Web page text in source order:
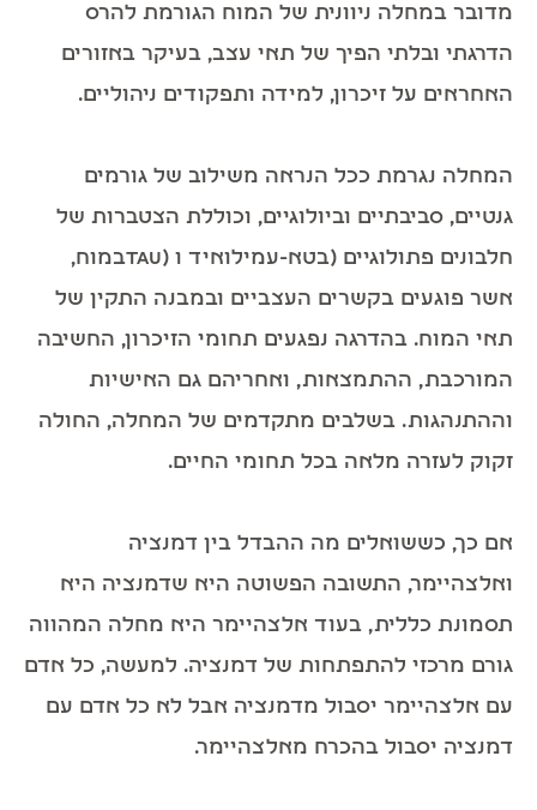
מדובר במחלה ניוונית של המוח הגורמת להרס
הדרגתי ובלתי הפיך של תאי עצב, בעיקר באזורים
האחראים על זיכרון, למידה ותפקודים ניהוליים.
המחלה נגרמת ככל הנראה משילוב של גורמים
גנטיים, סביבתיים וביולוגיים, וכוללת הצטברות של
חלבונים פתולוגיים (בטא-עמילואיד ו (tauבמוח,
אשר פוגעים בקשרים העצביים ובמבנה התקין של
תאי המוח. בהדרגה נפגעים תחומי הזיכרון, החשיבה
המורכבת, ההתמצאות, ואחריהם גם האישיות
וההתנהגות. בשלבים מתקדמים של המחלה, החולה
זקוק לעזרה מלאה בכל תחומי החיים.
אם כך, כששואלים מה ההבדל בין דמנציה
ואלצהיימר, התשובה הפשוטה היא שדמנציה היא
תסמונת כללית, בעוד אלצהיימר היא מחלה המהווה
גורם מרכזי להתפתחות של דמנציה. למעשה, כל אדם
עם אלצהיימר יסבול מדמנציה אבל לא כל אדם עם
דמנציה יסבול בהכרח מאלצהיימר.